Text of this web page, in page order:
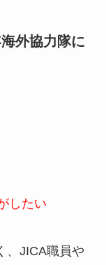
外協力隊に
したい
、JICA職員や